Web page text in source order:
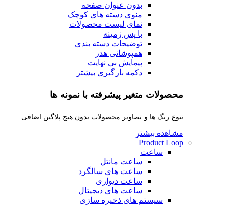
بدون عنوان صفحه
منوی دسته های کوچک
نمای لیست محصولات
با پس زمینه
توضیحات دسته بندی
همپوشانی هدر
پیمایش بی نهایت
دکمه بارگیری بیشتر
محصولات متغیر پیشرفته با نمونه ها
تنوع رنگ ها و تصاویر محصولات بدون هیچ پلاگین اضافی.
مشاهده بیشتر
Product Loop
ساعت
ساعت مانتل
ساعت های سالگرد
ساعت دیواری
ساعت های دیجیتال
سیستم های ذخیره سازی